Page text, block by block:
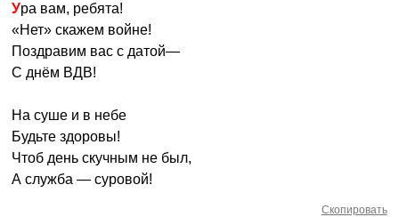
Ура вам, ребята!
«Нет» скажем войне!
Поздравим вас с датой—
С днём ВДВ!
На суше и в небе
Будьте здоровы!
Чтоб день скучным не был,
А служба — суровой!
Скопировать